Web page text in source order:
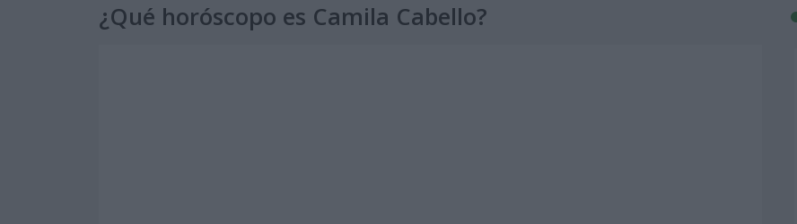
¿Qué horóscopo es Camila Cabello?